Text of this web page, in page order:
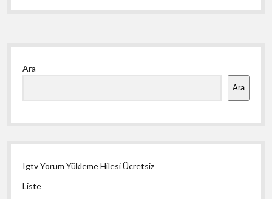
Yan
Menü
Ara
Ara
Igtv Yorum Yükleme Hilesi Ücretsiz
Liste